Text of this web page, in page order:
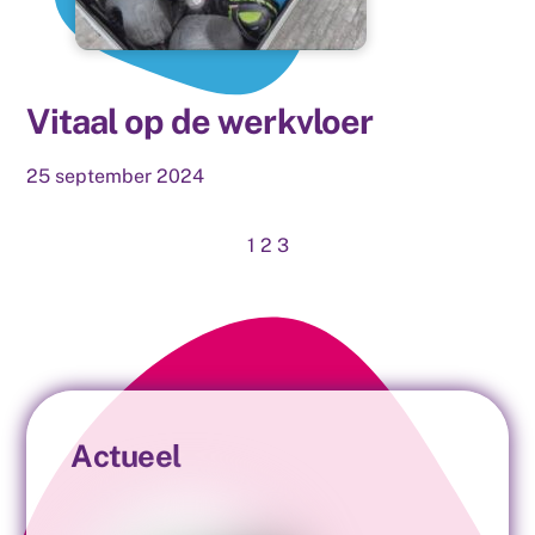
Vitaal op de werkvloer
25 september 2024
1 2 3
Actueel